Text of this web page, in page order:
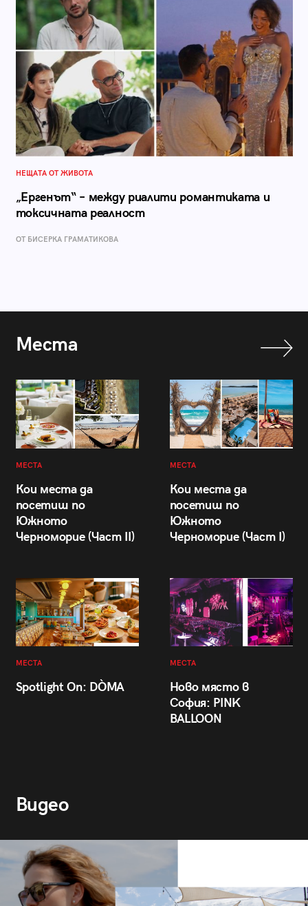
НЕЩАТА ОТ ЖИВОТА
„Ергенът“ – между риалити романтиката и
токсичната реалност
ОТ БИСЕРКА ГРАМАТИКОВА
Места
МЕСТА
Кои места да
посетиш по
Южното
Черноморие (Част II)
МЕСТА
Кои места да
посетиш по
Южното
Черноморие (Част I)
МЕСТА
Spotlight On: DÒMA
МЕСТА
Ново място в
София: PINK
BALLOON
Видео